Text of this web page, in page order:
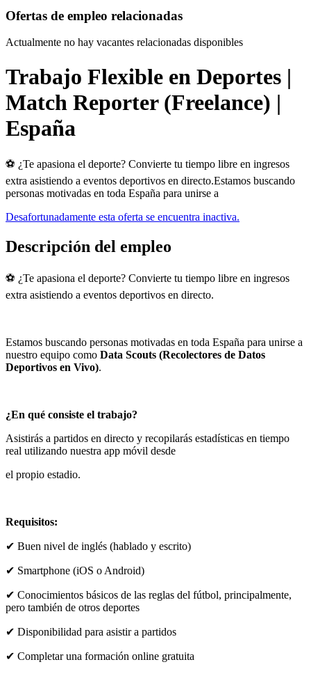
Ofertas de empleo relacionadas
Actualmente no hay vacantes relacionadas disponibles
Trabajo Flexible en Deportes |
Match Reporter (Freelance) |
España
⚽ ¿Te apasiona el deporte? Convierte tu tiempo libre en ingresos
extra asistiendo a eventos deportivos en directo.Estamos buscando
personas motivadas en toda España para unirse a
Desafortunadamente esta oferta se encuentra inactiva.
Descripción del empleo
⚽ ¿Te apasiona el deporte? Convierte tu tiempo libre en ingresos
extra asistiendo a eventos deportivos en directo.
Estamos buscando personas motivadas en toda España para unirse a
nuestro equipo como Data Scouts (Recolectores de Datos
Deportivos en Vivo).
¿En qué consiste el trabajo?
Asistirás a partidos en directo y recopilarás estadísticas en tiempo
real utilizando nuestra app móvil desde
el propio estadio.
Requisitos:
✔ Buen nivel de inglés (hablado y escrito)
✔ Smartphone (iOS o Android)
✔ Conocimientos básicos de las reglas del fútbol, ​​principalmente,
pero también de otros deportes
✔ Disponibilidad para asistir a partidos
✔ Completar una formación online gratuita